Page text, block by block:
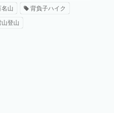
名山 背負子ハイク
山登山